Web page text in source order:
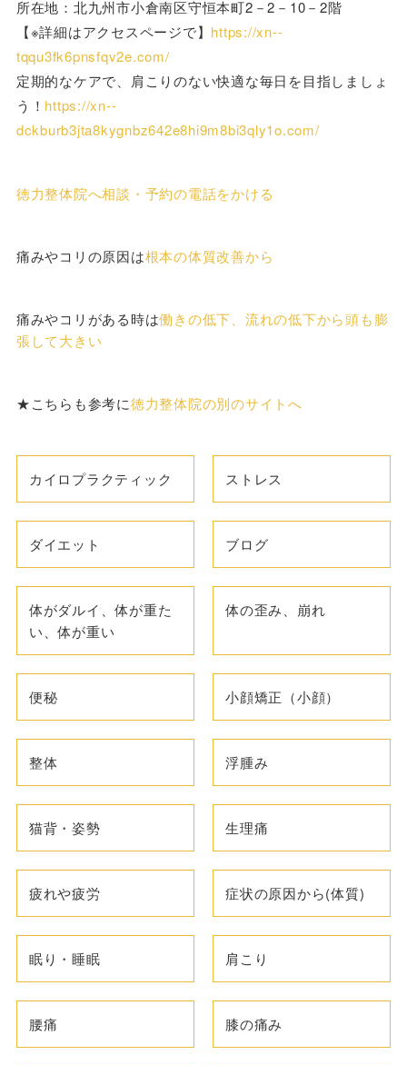
所在地：北九州市小倉南区守恒本町2－2－10－2階
【※詳細はアクセスページで】 https://xn--
tqqu3fk6pnsfqv2e.com/
定期的なケアで、肩こりのない快適な毎日を目指しましょ
う！ https://xn--
dckburb3jta8kygnbz642e8hi9m8bi3qly1o.com/
徳力整体院へ相談・予約の電話をかける
痛みやコリの原因は根本の体質改善から
痛みやコリがある時は働きの低下、流れの低下から頭も膨
張して大きい
★こちらも参考に徳力整体院の別のサイトへ
カイロプラクティック ストレス
ダイエット ブログ
体がダルイ、体が重た
い、体が重い
体の歪み、崩れ
便秘 小顔矯正（小顔）
整体 浮腫み
猫背・姿勢 生理痛
疲れや疲労 症状の原因から(体質)
眠り・睡眠 肩こり
腰痛 膝の痛み